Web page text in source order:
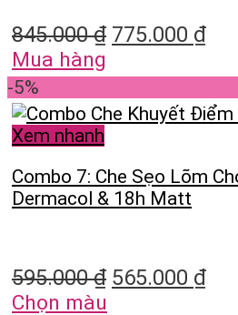
845.000₫ 775.000 ₫
Mua hàng
-5%
Xem nhanh
Combo 7: Che Sẹo Lõm
Dermacol & 18h Matt
595.000₫ 565.000 ₫
Chọn màu